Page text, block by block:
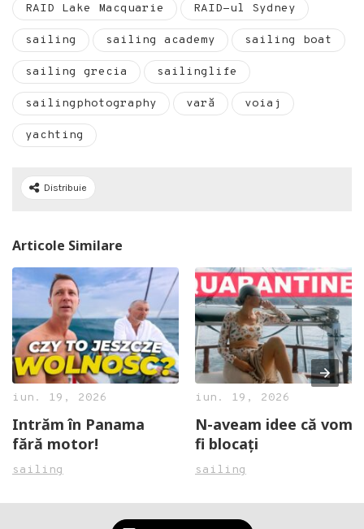
RAID Lake Macquarie RAID-ul Sydney
sailing sailing academy sailing boat
sailing grecia sailinglife
sailingphotography vară voiaj
yachting
Distribuie
Articole Similare
iun. 19, 2026
Intrăm în Panama
fără motor!
sailing
iun. 19, 2026
N-aveam idee că vom
fi blocați
sailing